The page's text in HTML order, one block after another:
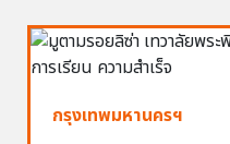
กรุงเทพมหานครฯ